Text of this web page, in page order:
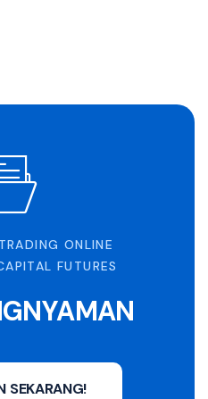
ONLINE
FUTURES
SEKARANG!